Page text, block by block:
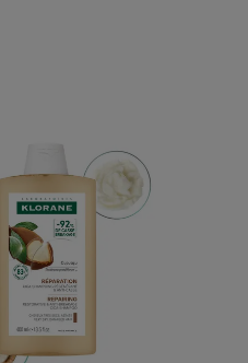
Shampoing
et
anti-
casse